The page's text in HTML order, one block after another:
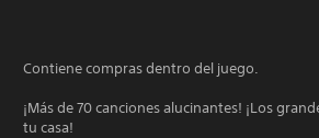
Contiene compras dentro del juego.
¡Más de 70 canciones alucinantes! ¡Los
tu casa!